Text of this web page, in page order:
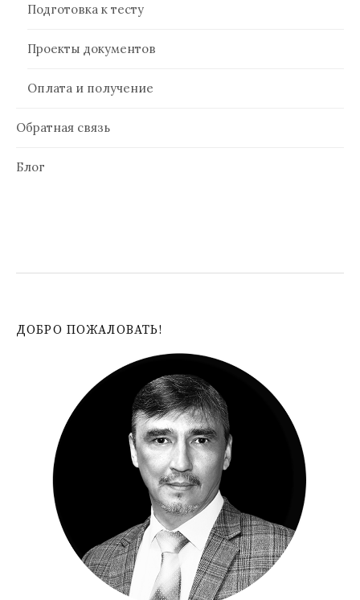
Подготовка к тесту
Проекты документов
Оплата и получение
Обратная связь
Блог
ДОБРО ПОЖАЛОВАТЬ!